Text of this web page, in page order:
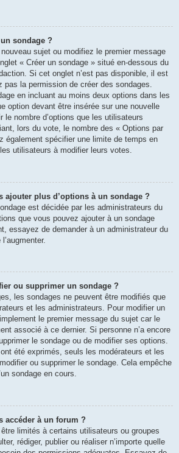
sondage ?
nouveau sujet ou modifiez le premier message
« Créer un sondage » situé en-dessous du
Si cet onglet n’est pas disponible, il est
pas la permission de créer des sondages.
en incluant au moins deux options dans les
option devant être insérée sur une nouvelle
le nombre d’options que les utilisateurs
lors du vote, le nombre des « Options par
également spécifier une limite de temps en
utilisateurs à modifier leurs votes.
ajouter plus d’options à un sondage ?
est décidée par les administrateurs du
que vous pouvez ajouter à un sondage
essayez de demander à un administrateur du
ou supprimer un sondage ?
les sondages ne peuvent être modifiés que
et les administrateurs. Pour modifier un
le premier message du sujet car le
associé à ce dernier. Si personne n’a encore
le sondage ou de modifier ses options.
été exprimés, seuls les modérateurs et les
ou supprimer le sondage. Cela empêche
sondage en cours.
accéder à un forum ?
limités à certains utilisateurs ou groupes
rédiger, publier ou réaliser n’importe quelle